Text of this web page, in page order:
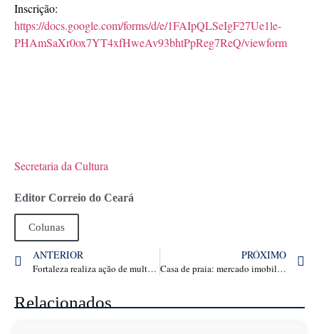
Inscrição:
https://docs.google.com/forms/d/e/1FAIpQLSeIgF27Ue1le-
PHAmSaXr0ox7YT4xfHweAv93bhtPpReg7ReQ/viewform
Secretaria da Cultura
Editor Correio do Ceará
Colunas
ANTERIOR
Fortaleza realiza ação de multivacinação em shoppings
PRÓXIMO
Casa de praia: mercado imobiliário vê demanda por segunda moradia no Ceará crescer – Negócios
Relacionados